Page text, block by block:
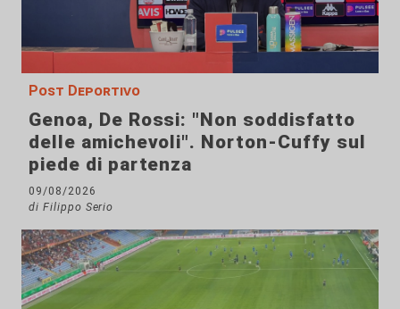
Post Deportivo
Genoa, De Rossi: "Non soddisfatto
delle amichevoli". Norton-Cuffy sul
piede di partenza
09/08/2026
di Filippo Serio